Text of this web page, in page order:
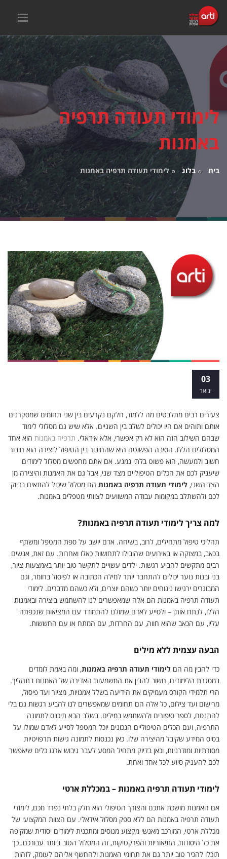
לימודי תעודה תרפיה
באמנות
בית בלוג לימודי תעודה תרפיה באמנות
03
ינואר
צעירים רבים מתלבטים מה ללמוד, חלקם נקרעים בין שני תחומים שמסקרנים
אותם ותוהים אם היו יכולים לשלב בין השניים. אלא שיש גם מסלולי לימוד
שבהם השילוב הזה הוא לא רק אפשרי, אלא אידאלי. תרפיה באמנות הוא אחד
המסלולים הללו. הסיבה הפשוטה היא שהחיבור בין הטיפול ליצירה הוא חיבור
חשוב ולמעשה, הוא פשוט בלתי נמנע. אם אתם מחפשים מסלול לימודים
שיעניק לכם את הכלים הטיפוליים מצד שני, אבל גם את האמנות והיצירה מן
הצד השני, לימודי תעודה תרפיה באמנות הם מסלול שיכול להתאים בדיוק
לכם ולהשתלב במקומות עבודה המשוועים לצוותי מטפלים באמנות.
למה צריך לימודי תעודה תרפיה באמנות?
תהליכי טיפול מתחילים, לרוב, בשיחה. אדם יושב על ספת המטפל ומשתף
בכאב, במצוקה או באירועים שהובילו לתחושות כאלו ואחרות. עם זאת, אנשים
רבים מתקשים להביע רגשות. ילדים עשויים לתקשר טוב יותר באמצעות ציור,
בני ובנות נוער יכולים להתחבר יותר למילה הכתובה או לפיסול בחומר, וגם
המבוגרים ירגישו נינוחים יותר כשהם יוצרים, ולא כשהם מדברים. לימודי
תעודה תרפיה באמנות הם אלה שמאפשרים לנו להשתמש ביצירה ובאמנות
הללו, לנתח אותן – ולסייע לאדם שמולנו להתמודד עם המציאות שנכפתה
עליו, עם הכאב שהוא חווה, עם החרדות, עם המתח או עם החששות.
הבעה עצמית ללא מילים
כדי להבין מה הם לימודי תעודה תרפיה באמנות, ומה באמת לומדים
במסגרת הלימודים, חשוב להבין את המשמעות האדירה של האמנות בתהליך.
הרי תלמידי הקורס מעמיקים את הידיעה בשלל אמנויות, מציור ועד פיסול,
מרישום ועד צילום, כל אלה הם תחומים שמאפשרים לנו להביע רגשות גם בלי
להתנסח, לספר סיפורים ולהשתמש במילים. בשלב הבא תיכנס לתמונה
התרפיה, ועם הכלים הטיפוליים הנכונים יוכל המטפל לסייע לאדם שמולו על
בסיס המידע שקיבל מהיצירה שלו. כאן נכנסות לתמונה גישות תרפויטיות
מסורתיות ומודרניות, וכאן בדיוק מתחיל המסע לעבר גיבוש ארגז כלים שיאפשר
לכם להעניק סיוע לכל אחד ואחת.
לימודי תעודה תרפיה באמנות – במכללת ארטי
אם האמנות מושכת אתכם והצורך הטיפולי הוא חלק בלתי נפרד מכם, לימודי
תעודה תרפיה באמנות הם ללא ספק מסלול אידאלי. עם הצוות המקצועי של
מכללת ארטי, המורכב מאנשי מקצוע מנוסים ומתכנית לימודים יסודית שמקיפה
את כל היסודות, התיאוריות והפרקטיקות, זה המסלול הטוב ביותר עבורכם. כך
תוכלו להכיר טוב יותר גם את תחומי האמנות ולהחשף אליהם לעומק, לזהות